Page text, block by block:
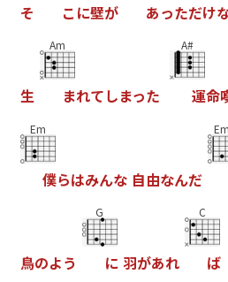
そ こ に壁が あっただけ
生
Am
まれてしまった
A#
運命
Em
僕らはみんな 自由なんだ
鳥のよう
G
に 羽があれ
C
ば